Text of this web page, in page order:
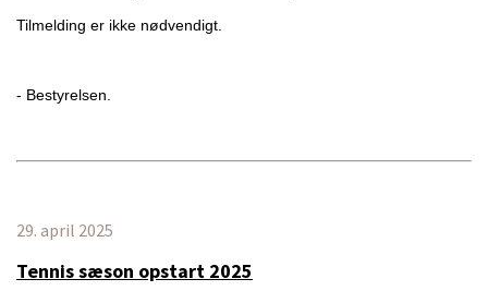
Tilmelding er ikke nødvendigt.
- Bestyrelsen.
29. april 2025
Tennis sæson opstart 2025